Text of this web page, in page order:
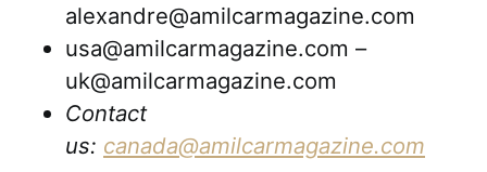
alexandre@amilcarmagazine.com
usa@amilcarmagazine.com –
uk@amilcarmagazine.com
Contact
us: canada@amilcarmagazine.com